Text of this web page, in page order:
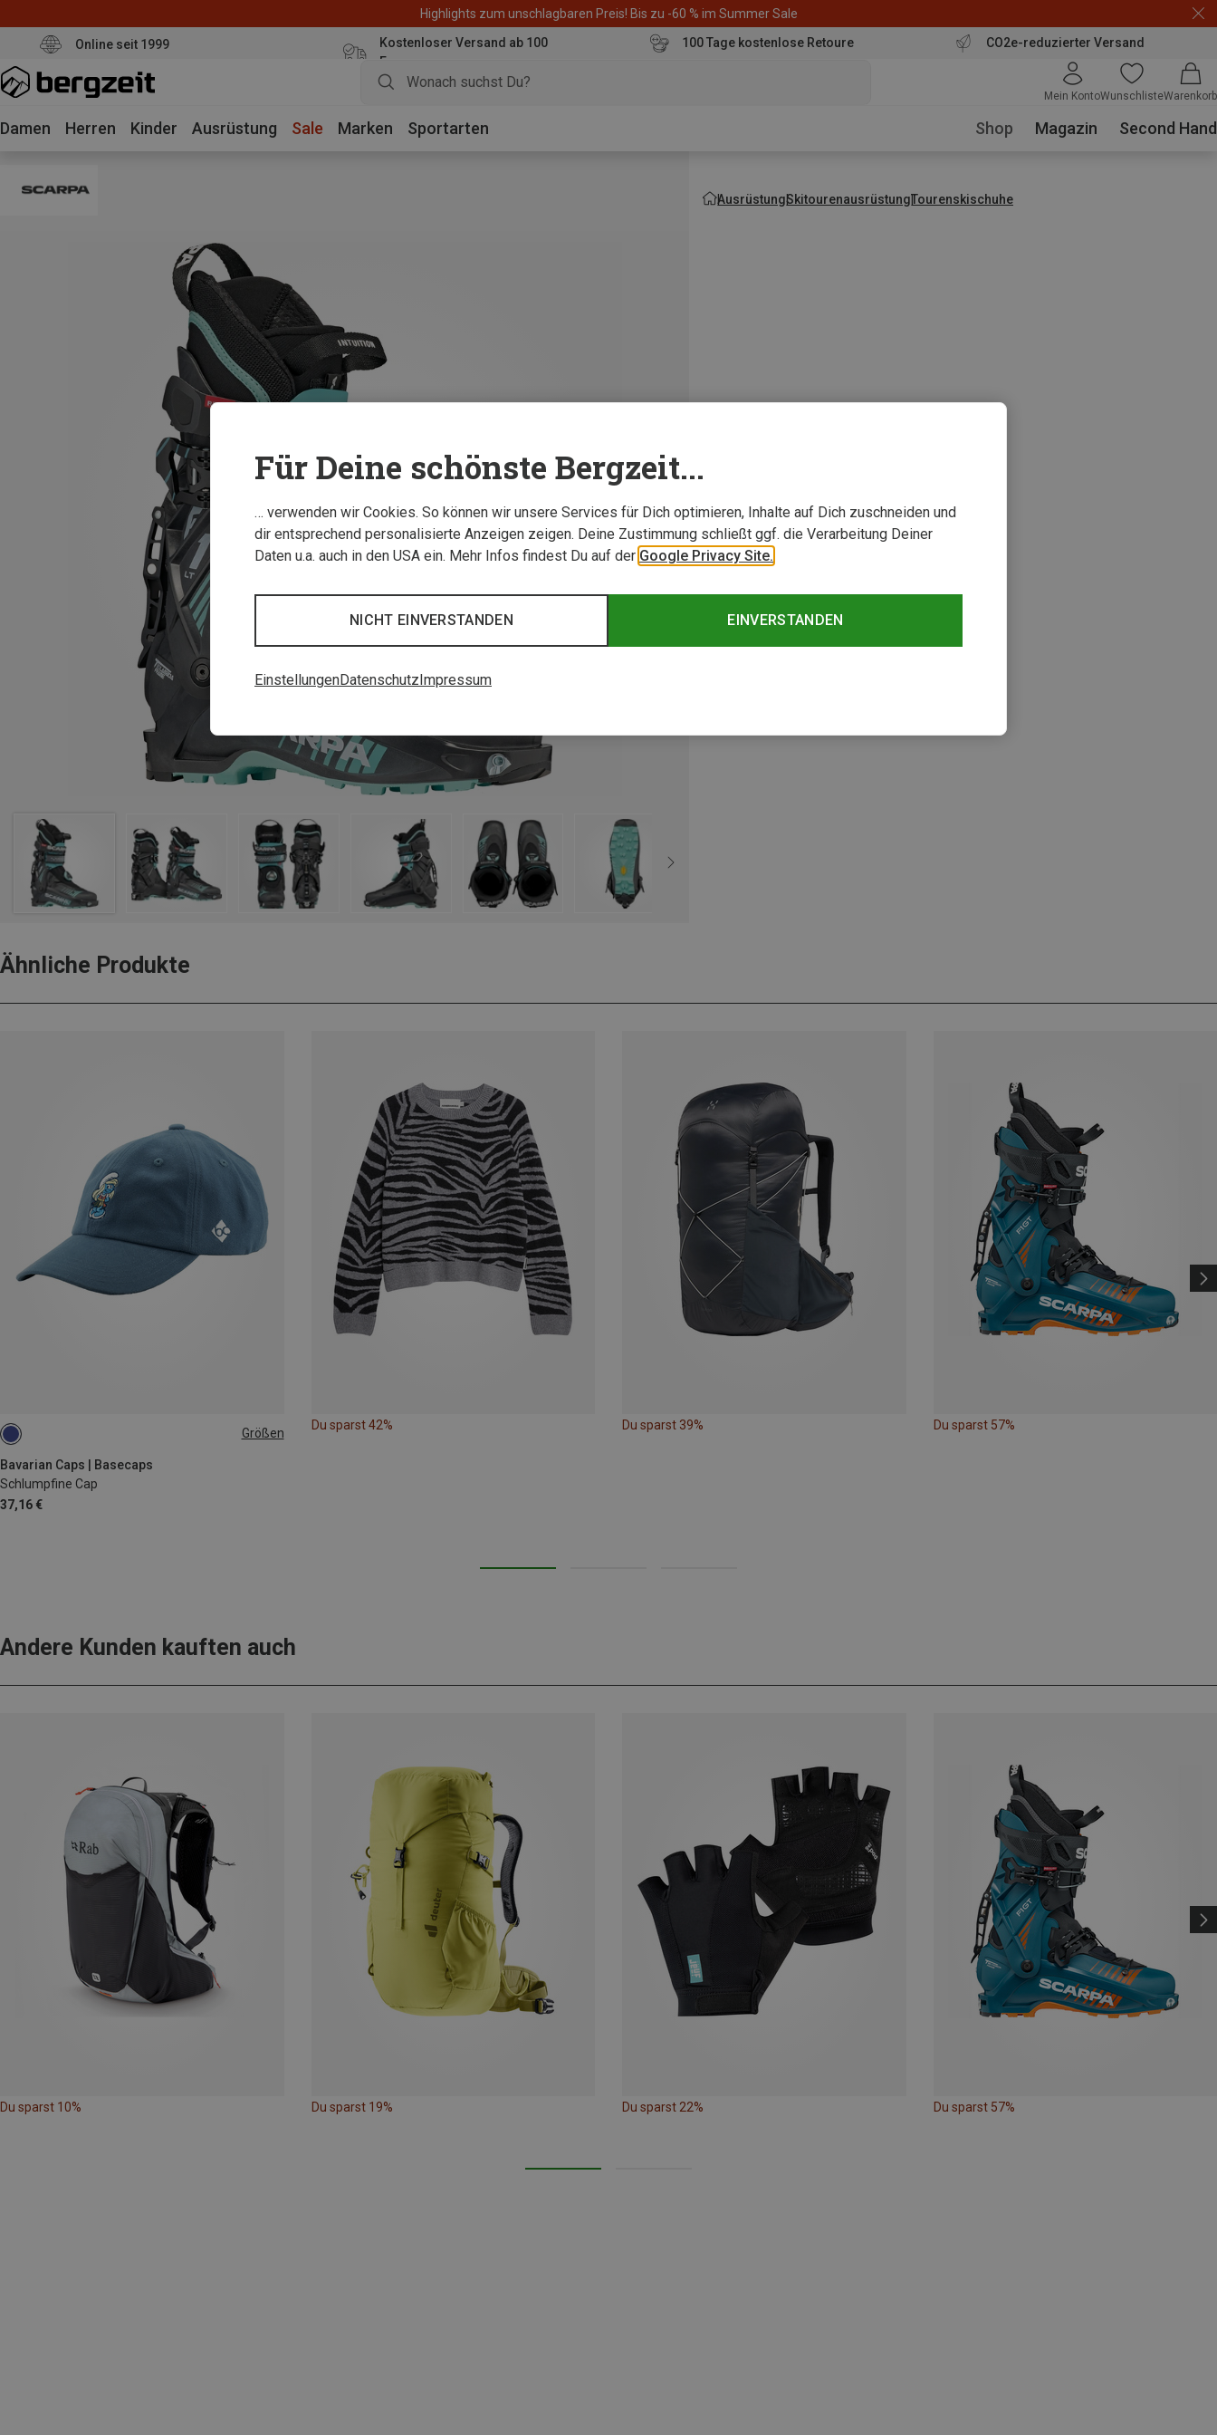
Highlights zum unschlagbaren Preis! Bis zu -60 % im Summer Sale
Online seit 1999
Kostenloser Versand ab 100
Euro
100 Tage kostenlose Retoure CO2e-reduzierter Versand
Mein KontoWunschlisteWarenkorb
Damen Herren Kinder Ausrüstung Sale Marken Sportarten Shop Magazin Second Hand
AusrüstungSkitourenausrüstungTourenskischuhe
Ähnliche Produkte
Größen
Bavarian Caps | Basecaps
Schlumpfine Cap
37,16 €
ONE SIZE
Du sparst 42% Du sparst 39% Du sparst 57%
Andere Kunden kauften auch
Du sparst 10% Du sparst 19% Du sparst 22% Du sparst 57%
Für Deine schönste Bergzeit...
… verwenden wir Cookies. So können wir unsere Services für Dich optimieren, Inhalte auf Dich zuschneiden und
dir entsprechend personalisierte Anzeigen zeigen. Deine Zustimmung schließt ggf. die Verarbeitung Deiner
Daten u.a. auch in den USA ein. Mehr Infos findest Du auf der Google Privacy Site.
EINVERSTANDEN
NICHT EINVERSTANDEN
EinstellungenDatenschutzImpressum